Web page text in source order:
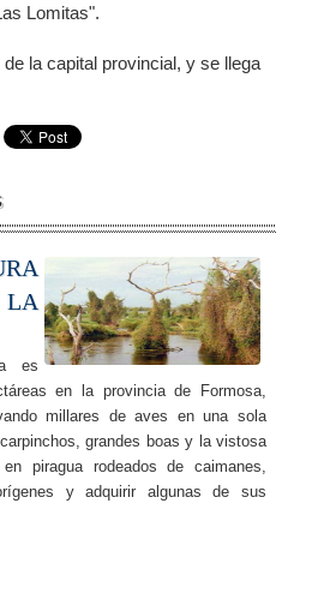
Lomitas".
la capital provincial, y se llega
LA
es
en la provincia de Formosa,
millares de aves en una sola
grandes boas y la vistosa
piragua rodeados de caimanes,
y adquirir algunas de sus